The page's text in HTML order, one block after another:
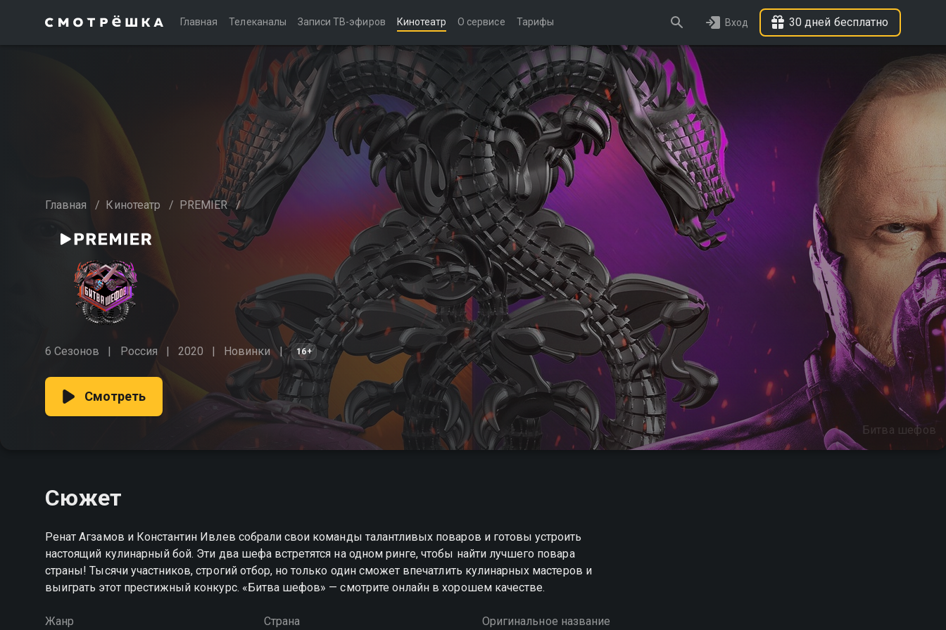
Главная Телеканалы Записи ТВ-эфиров Кинотеатр О сервисе Тарифы Вход 30 дней бесплатно
Главная / Кинотеатр / PREMIER /
6 Сезонов Россия 2020 Новинки 16+
Битва шефов
Смотреть
Сюжет
Ренат Агзамов и Константин Ивлев собрали свои команды талантливых поваров и готовы устроить
настоящий кулинарный бой. Эти два шефа встретятся на одном ринге, чтобы найти лучшего повара
страны! Тысячи участников, строгий отбор, но только один сможет впечатлить кулинарных мастеров и
выиграть этот престижный конкурс. «Битва шефов» — смотрите онлайн в хорошем качестве.
Жанр Страна Оригинальное название